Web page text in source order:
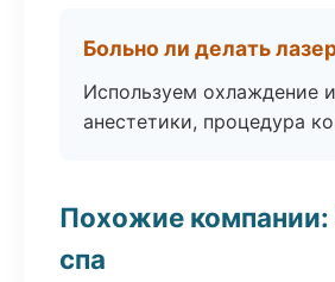
Больно ли делать
Используем охлаждение и
анестетики, процедура
Похожие
спа